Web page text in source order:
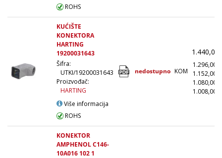
ROHS
KUĆIŠTE
KONEKTORA
HARTING
19200031643
Šifra:
UTKI/19200031643
Proizvođač:
HARTING
Više informacija
ROHS
nedostupno KOM
1.440,00
1.296,00
1.152,00
1.080,00
1.008,00
KONEKTOR
AMPHENOL C146-
10A016 102 1